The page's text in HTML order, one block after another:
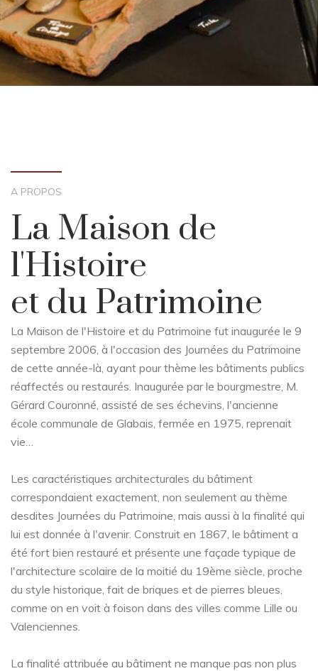
A PROPOS
La Maison de
l'Histoire
et du Patrimoine
La Maison de l'Histoire et du Patrimoine fut inaugurée le 9
septembre 2006, à l'occasion des Journées du Patrimoine
de cette année-là, ayant pour thème les bâtiments publics
réaffectés ou restaurés. Inaugurée par le bourgmestre, M.
Gérard Couronné, assisté de ses échevins, l'ancienne
école communale de Glabais, fermée en 1975, reprenait
vie…
Les caractéristiques architecturales du bâtiment
correspondaient exactement, non seulement au thème
desdites Journées du Patrimoine, mais aussi à la finalité qui
lui est donnée à l'avenir. Construit en 1867, le bâtiment a
été fort bien restauré et présente une façade typique de
l'architecture scolaire de la moitié du 19ème siècle, proche
du style historique, fait de briques et de pierres bleues,
comme on en voit à foison dans des villes comme Lille ou
Valenciennes.
La finalité attribuée au bâtiment ne manque pas non plus